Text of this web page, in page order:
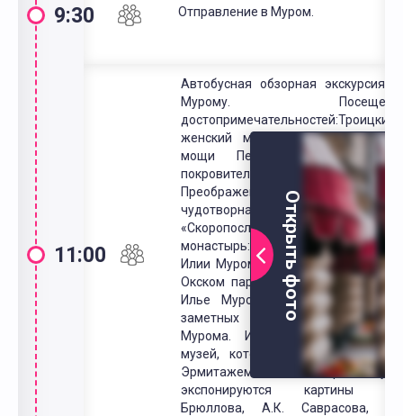
9:30 Отправление в Муром.
11:00
Автобусная обзорная экскурсия
Мурому.
достопримечательностей:Троицкий
женский монастырь, где
мощи Петра и Февроньи
покровителей любви и
Преображенский
чудотворная икона Божией
монастырь: икона
Илии Муромца с частицей мощей.
Окском парке Вы увидите
Илье Муромцу — одна из
заметных
Мурома. Историко-
музей, который называют
Эрмитажем». В галерее
экспонируются картины
Брюллова, А.К. Саврасова,
Открыть фото